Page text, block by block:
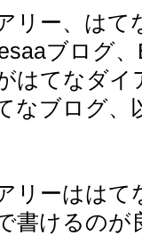
リー、はて
ブログ
はてなダイ
なブログ、
リーははて
書けるのが